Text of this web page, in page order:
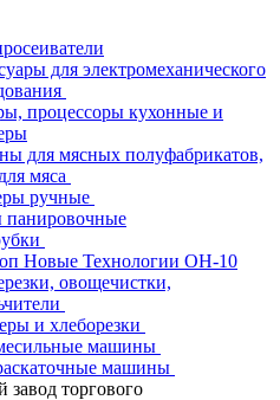
для электромеханического
процессоры кухонные и
для мясных полуфабрикатов,
мяса
ручные
панировочные
Новые Технологии ОН-10
овощечистки,
и хлеборезки
машины
машины
завод торгового